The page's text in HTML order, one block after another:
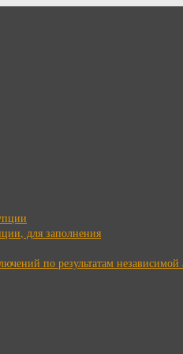
для заполнения
по результатам